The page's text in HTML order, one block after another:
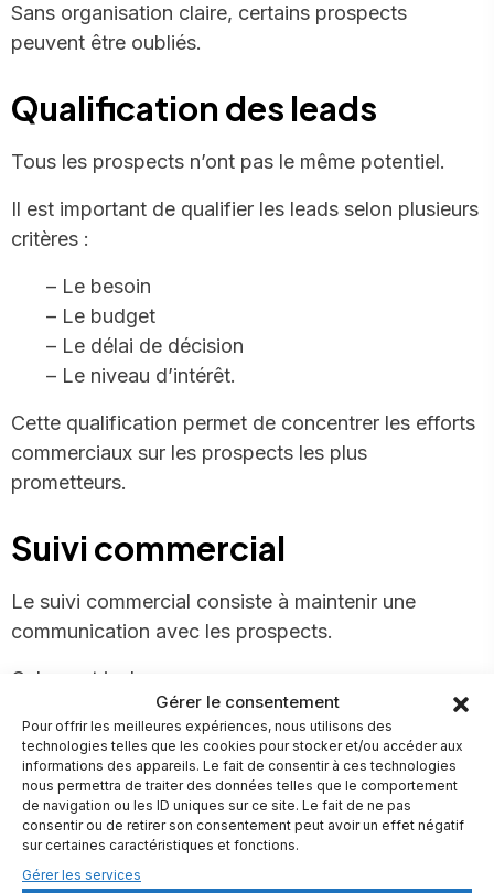
Gérer le consentement
Pour offrir les meilleures expériences, nous utilisons des
technologies telles que les cookies pour stocker et/ou accéder aux
informations des appareils. Le fait de consentir à ces technologies
nous permettra de traiter des données telles que le comportement
de navigation ou les ID uniques sur ce site. Le fait de ne pas
consentir ou de retirer son consentement peut avoir un effet négatif
sur certaines caractéristiques et fonctions.
Gérer les services
Sans organisation claire, certains prospects
peuvent être oubliés.
Qualification des leads
Tous les prospects n’ont pas le même potentiel.
Il est important de qualifier les leads selon plusieurs
critères :
– Le besoin
– Le budget
– Le délai de décision
– Le niveau d’intérêt.
Cette qualification permet de concentrer les efforts
commerciaux sur les prospects les plus
prometteurs.
Suivi commercial
Le suivi commercial consiste à maintenir une
communication avec les prospects.
Cela peut inclure :
– Des appels
– Des emails
– Des messages
– Des rendez-vous.